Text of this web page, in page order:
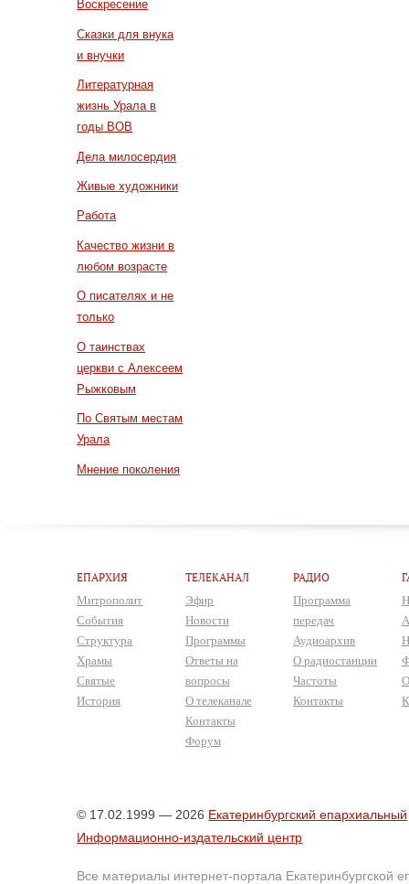
Воскресение
Сказки для внука
и внучки
Литературная
жизнь Урала в
годы ВОВ
Дела милосердия
Живые художники
Работа
Качество жизни в
любом возрасте
О писателях и не
только
О таинствах
церкви с Алексеем
Рыжковым
По Святым местам
Урала
Мнение поколения
ЕПАРХИЯ
Митрополит
События
Структура
Храмы
Святые
История
ТЕЛЕКАНАЛ
Эфир
Новости
Программы
Ответы на
вопросы
О телеканале
Контакты
Форум
РАДИО
Программа
передач
Аудиоархив
О радиостанции
Частоты
Контакты
© 17.02.1999 — 2026 Екатеринбургский епархиальный
Информационно-издательский центр
Все материалы интернет-портала Екатеринбургской